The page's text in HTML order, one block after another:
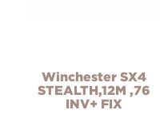
Winchester SX4
STEALTH,12M ,76
INV+ FIX